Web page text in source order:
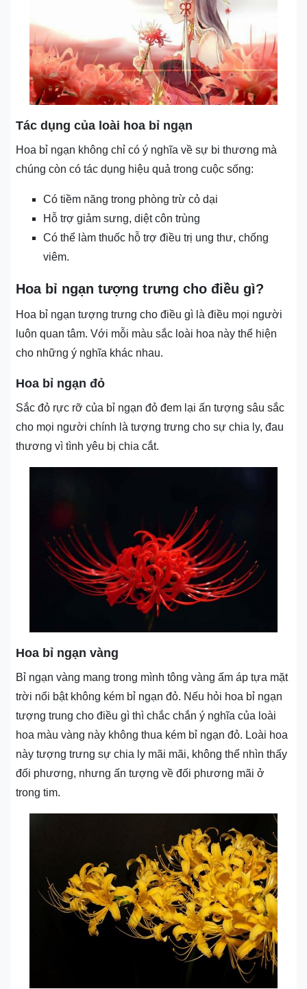
Tác dụng của loài hoa bỉ ngạn
Hoa bỉ ngạn không chỉ có ý nghĩa về sự bi thương mà
chúng còn có tác dụng hiệu quả trong cuộc sống:
Có tiềm năng trong phòng trừ cỏ dại
Hỗ trợ giảm sưng, diệt côn trùng
Có thể làm thuốc hỗ trợ điều trị ung thư, chống
viêm.
Hoa bỉ ngạn tượng trưng cho điều gì?
Hoa bỉ ngạn tượng trưng cho điều gì là điều mọi người
luôn quan tâm. Với mỗi màu sắc loài hoa này thể hiện
cho những ý nghĩa khác nhau.
Hoa bỉ ngạn đỏ
Sắc đỏ rực rỡ của bỉ ngạn đỏ đem lại ấn tượng sâu sắc
cho mọi người chính là tượng trưng cho sự chia ly, đau
thương vì tình yêu bị chia cắt.
Hoa bỉ ngạn vàng
Bỉ ngạn vàng mang trong mình tông vàng ấm áp tựa mặt
trời nổi bật không kém bỉ ngạn đỏ. Nếu hỏi hoa bỉ ngạn
tượng trung cho điều gì thì chắc chắn ý nghĩa của loài
hoa màu vàng này không thua kém bỉ ngạn đỏ. Loài hoa
này tượng trưng sự chia ly mãi mãi, không thể nhìn thấy
đối phương, nhưng ấn tượng về đối phương mãi ở
trong tim.